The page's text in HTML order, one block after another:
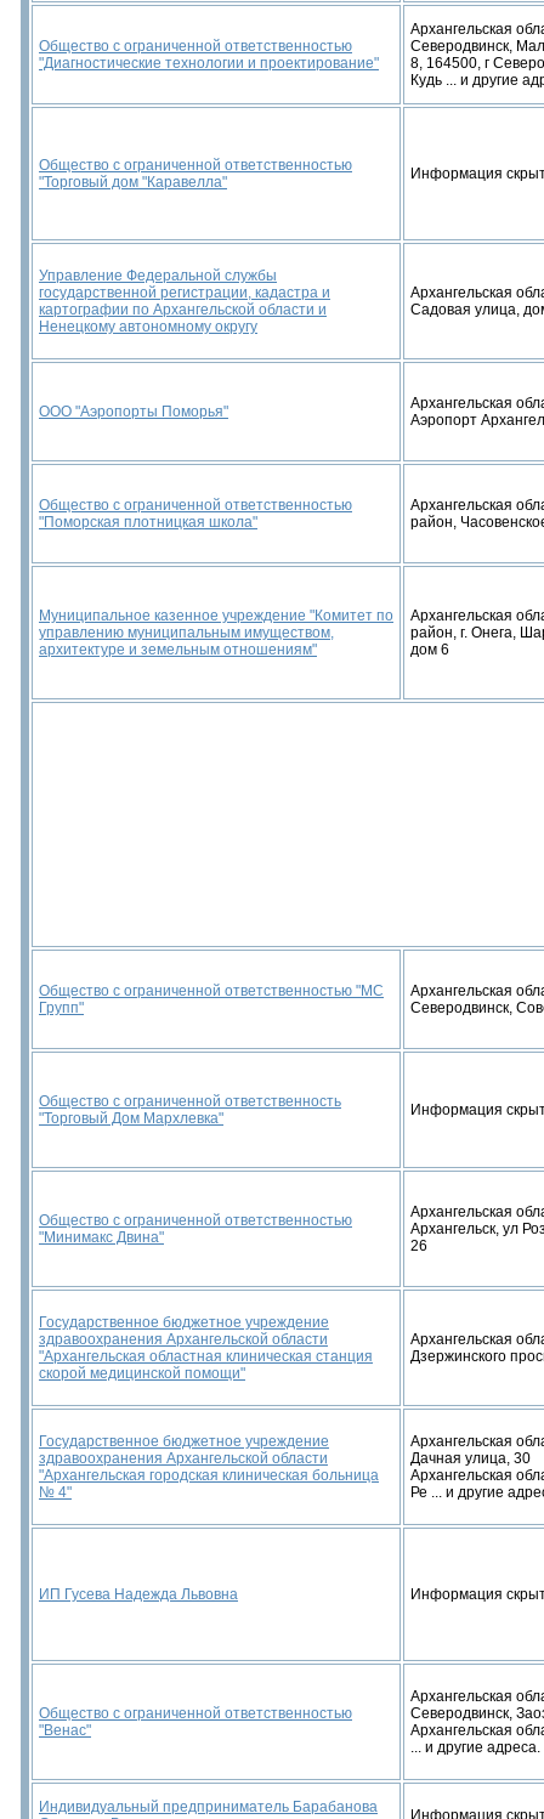
Общество с ограниченной ответственностью
"Диагностические технологии и проектирование"
Архангельская
Северодвинск,
8, 164500, г
Кудь ... и другие
Общество с ограниченной ответственностью
"Торговый дом "Каравелла"
Информация
Управление Федеральной службы
государственной регистрации, кадастра и
картографии по Архангельской области и
Ненецкому автономному округу
Архангельская
Садовая улица,
ООО "Аэропорты Поморья"
Архангельская
Аэропорт
Общество с ограниченной ответственностью
"Поморская плотницкая школа"
Архангельская
район,
Муниципальное казенное учреждение "Комитет по
управлению муниципальным имуществом,
архитектуре и земельным отношениям"
Архангельская
район, г. Онега,
дом 6
Общество с ограниченной ответственностью "МС
Групп"
Архангельская
Северодвинск,
Общество с ограниченной ответственность
"Торговый Дом Мархлевка"
Информация
Общество с ограниченной ответственностью
"Минимакс Двина"
Архангельская
Архангельск, ул
26
Государственное бюджетное учреждение
здравоохранения Архангельской области
"Архангельская областная клиническая станция
скорой медицинской помощи"
Архангельская
Дзержинского
Государственное бюджетное учреждение
здравоохранения Архангельской области
"Архангельская городская клиническая больница
№ 4"
Архангельская
Дачная улица, 30
Архангельская
Ре ... и другие
ИП Гусева Надежда Львовна Информация
Общество с ограниченной ответственностью
"Венас"
Архангельская
Северодвинск,
Архангельская
... и другие адреса.
Индивидуальный предприниматель Барабанова
Информация